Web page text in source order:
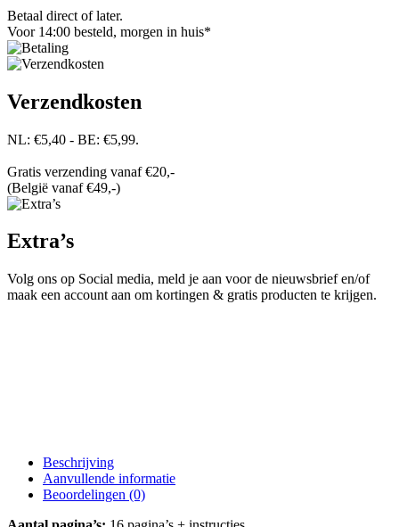
Betaal direct of later.
Voor 14:00 besteld, morgen in huis*
Verzendkosten
NL: €5,40 - BE: €5,99.
Gratis verzending vanaf €20,-
(België vanaf €49,-)
Extra’s
Volg ons op Social media, meld je aan voor de nieuwsbrief en/of
maak een account aan om kortingen & gratis producten te krijgen.
Beschrijving
Aanvullende informatie
Beoordelingen (0)